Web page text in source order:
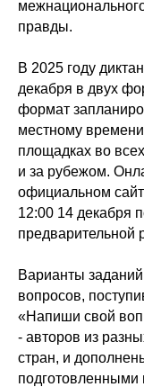
правды.
В 2025 году
декабря в двух
формат
местному
площадках во
и за рубежом.
официальном
12:00 14 декабря
предварительной
Варианты
вопросов,
«Напиши свой
- авторов из
стран, и